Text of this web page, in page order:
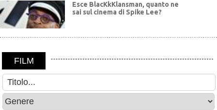
Esce BlacKkKlansman, quanto ne
sai sul cinema di Spike Lee?